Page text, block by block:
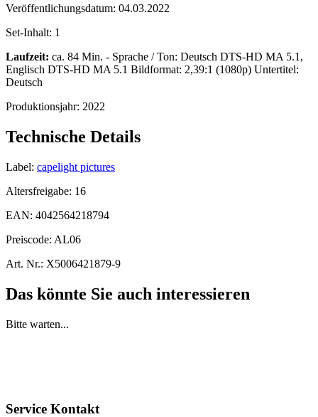
Veröffentlichungsdatum: 04.03.2022
Set-Inhalt: 1
Laufzeit: ca. 84 Min. - Sprache / Ton: Deutsch DTS-HD MA 5.1,
Englisch DTS-HD MA 5.1 Bildformat: 2,39:1 (1080p) Untertitel:
Deutsch
Produktionsjahr: 2022
Technische Details
Label: capelight pictures
Altersfreigabe: 16
EAN: 4042564218794
Preiscode: AL06
Art. Nr.: X5006421879-9
Das könnte Sie auch interessieren
Bitte warten...
Service Kontakt